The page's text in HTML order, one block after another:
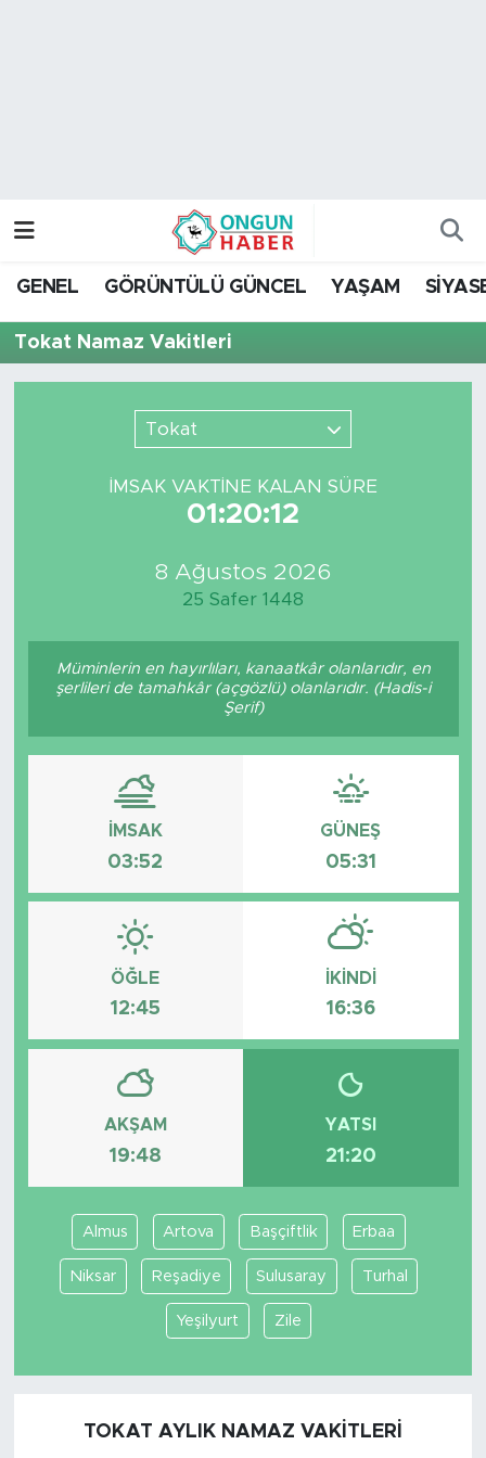
GENEL GÖRÜNTÜLÜ GÜNCEL YAŞAM
Tokat Namaz Vakitleri
Tokat
İMSAK VAKTİNE KALAN SÜRE
01:20:12
8 Ağustos 2026
25 Safer 1448
Müminlerin en hayırlıları, kanaatkâr olanlarıdır, en
şerlileri de tamahkâr (açgözlü) olanlarıdır. (Hadis-i
Şerif)
İMSAK
03:52
GÜNEŞ
05:31
ÖĞLE
12:45
İKINDI
16:36
AKŞAM
19:48
YATSI
21:20
Almus Artova Başçiftlik Erbaa
Niksar Reşadiye Sulusaray Turhal
Yeşilyurt Zile
TOKAT AYLIK NAMAZ VAKITLERI
Trafik Durumu
Son Dakika Haberleri